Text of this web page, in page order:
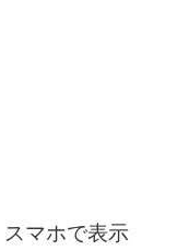
スマホで表示